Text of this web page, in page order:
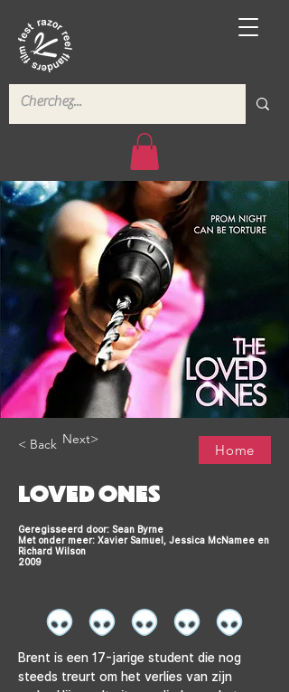
< Back Next>
Home
LOVED ONES
Geregisseerd door: Sean Byrne
Met onder meer: Xavier Samuel, Jessica McNamee en
Richard Wilson
2009
Brent is een 17-jarige student die nog
steeds treurt om het verlies van zijn